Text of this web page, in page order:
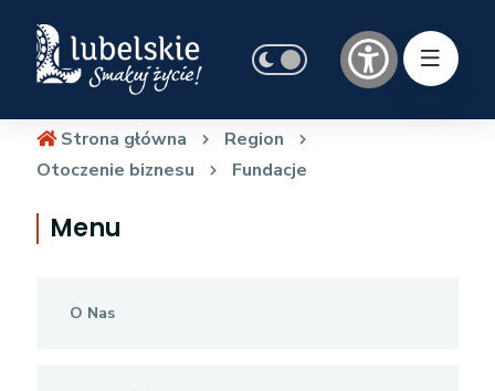
Strona główna
Region
Otoczenie biznesu
Fundacje
Menu
O Nas